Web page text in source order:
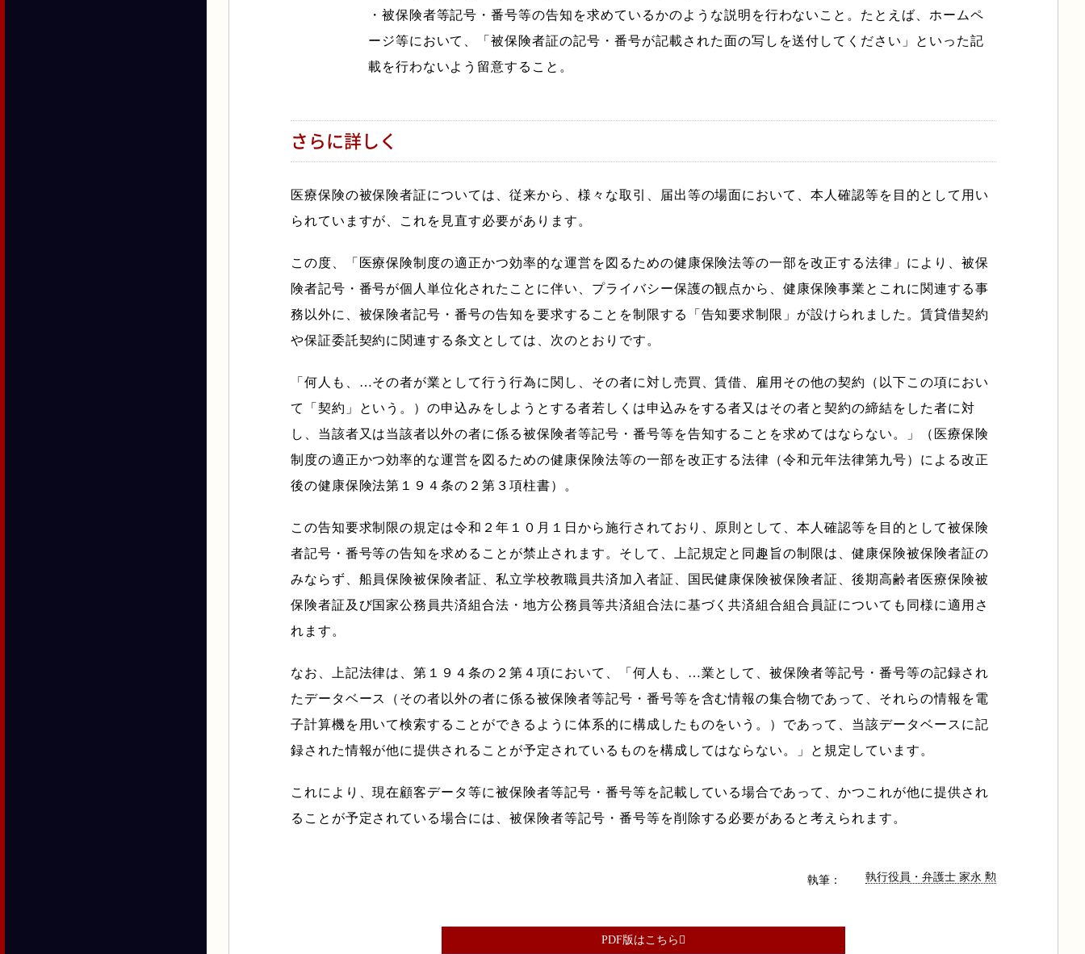
・被保険者等記号・番号等の告知を求めているかのような説明を行わないこと。たとえば、ホームペ
ージ等において、「被保険者証の記号・番号が記載された面の写しを送付してください」といった記
載を行わないよう留意すること。
さらに詳しく
医療保険の被保険者証については、従来から、様々な取引、届出等の場面において、本人確認等を目的として用い
られていますが、これを見直す必要があります。
この度、「医療保険制度の適正かつ効率的な運営を図るための健康保険法等の一部を改正する法律」により、被保
険者記号・番号が個人単位化されたことに伴い、プライバシー保護の観点から、健康保険事業とこれに関連する事
務以外に、被保険者記号・番号の告知を要求することを制限する「告知要求制限」が設けられました。賃貸借契約
や保証委託契約に関連する条文としては、次のとおりです。
「何人も、…その者が業として行う行為に関し、その者に対し売買、賃借、雇用その他の契約（以下この項におい
て「契約」という。）の申込みをしようとする者若しくは申込みをする者又はその者と契約の締結をした者に対
し、当該者又は当該者以外の者に係る被保険者等記号・番号等を告知することを求めてはならない。」（医療保険
制度の適正かつ効率的な運営を図るための健康保険法等の一部を改正する法律（令和元年法律第九号）による改正
後の健康保険法第１９４条の２第３項柱書）。
この告知要求制限の規定は令和２年１０月１日から施行されており、原則として、本人確認等を目的として被保険
者記号・番号等の告知を求めることが禁止されます。そして、上記規定と同趣旨の制限は、健康保険被保険者証の
みならず、船員保険被保険者証、私立学校教職員共済加入者証、国民健康保険被保険者証、後期高齢者医療保険被
保険者証及び国家公務員共済組合法・地方公務員等共済組合法に基づく共済組合組合員証についても同様に適用さ
れます。
なお、上記法律は、第１９４条の２第４項において、「何人も、…業として、被保険者等記号・番号等の記録され
たデータベース（その者以外の者に係る被保険者等記号・番号等を含む情報の集合物であって、それらの情報を電
子計算機を用いて検索することができるように体系的に構成したものをいう。）であって、当該データベースに記
録された情報が他に提供されることが予定されているものを構成してはならない。」と規定しています。
これにより、現在顧客データ等に被保険者等記号・番号等を記載している場合であって、かつこれが他に提供され
ることが予定されている場合には、被保険者等記号・番号等を削除する必要があると考えられます。
執筆： 執行役員・弁護士 家永 勲
PDF版はこちら